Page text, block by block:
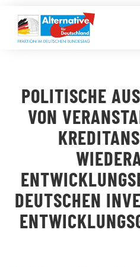
Inhalt
springen
LANDESGRUPPEN
VERANSTALTUNGEN
PRESSE
STELLENPORTAL
POLITISCHE
VON
DEUTSCHEN